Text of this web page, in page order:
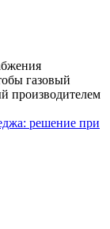
газовый
производителем
решение при